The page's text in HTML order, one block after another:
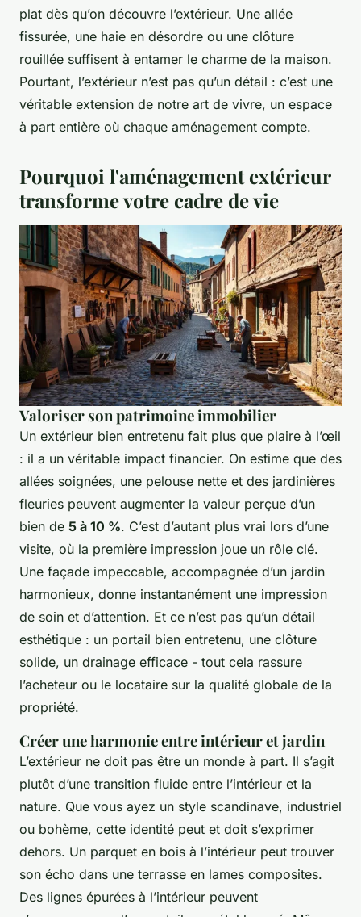
plat dès qu’on découvre l’extérieur. Une allée
fissurée, une haie en désordre ou une clôture
rouillée suffisent à entamer le charme de la maison.
Pourtant, l’extérieur n’est pas qu’un détail : c’est une
véritable extension de notre art de vivre, un espace
à part entière où chaque aménagement compte.
Pourquoi l'aménagement extérieur
transforme votre cadre de vie
Valoriser son patrimoine immobilier
Un extérieur bien entretenu fait plus que plaire à l’œil
: il a un véritable impact financier. On estime que des
allées soignées, une pelouse nette et des jardinières
fleuries peuvent augmenter la valeur perçue d’un
bien de 5 à 10 %. C’est d’autant plus vrai lors d’une
visite, où la première impression joue un rôle clé.
Une façade impeccable, accompagnée d’un jardin
harmonieux, donne instantanément une impression
de soin et d’attention. Et ce n’est pas qu’un détail
esthétique : un portail bien entretenu, une clôture
solide, un drainage efficace - tout cela rassure
l’acheteur ou le locataire sur la qualité globale de la
propriété.
Créer une harmonie entre intérieur et jardin
L’extérieur ne doit pas être un monde à part. Il s’agit
plutôt d’une transition fluide entre l’intérieur et la
nature. Que vous ayez un style scandinave, industriel
ou bohème, cette identité peut et doit s’exprimer
dehors. Un parquet en bois à l’intérieur peut trouver
son écho dans une terrasse en lames composites.
Des lignes épurées à l’intérieur peuvent